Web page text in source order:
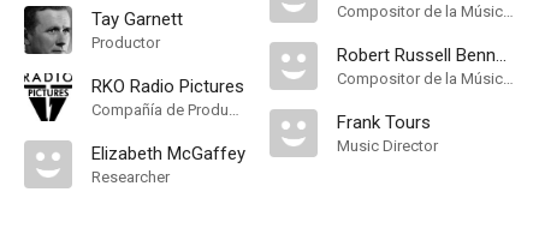
Tay Garnett
Productor
RKO Radio Pictures
Compañía de Produccion
Elizabeth McGaffey
Researcher
Compositor de la Música Original
Robert Russell Bennett
Compositor de la Música Original, Music Arranger
Frank Tours
Music Director